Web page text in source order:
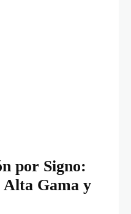
por Signo:
Alta Gama y